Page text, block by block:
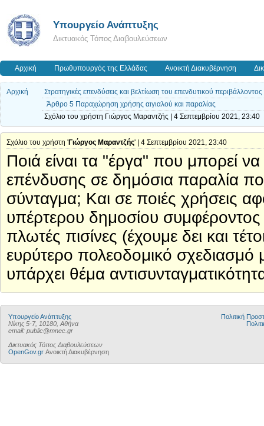
Υπουργείο Ανάπτυξης
Δικτυακός Τόπος Διαβουλεύσεων
Αρχική Πρωθυπουργός της Ελλάδας Ανοικτή Διακυβέρνηση
Αρχική
Στρατηγικές επενδύσεις και βελτίωση του επενδυτικού
Άρθρο 5 Παραχώρηση χρήσης αιγιαλού και παραλίας
Σχόλιο του χρήστη Γιώργος Μαραντζής | 4 Σεπτεμβρίου 2021, 23:40
Σχόλιο του χρήστη 'Γιώργος Μαραντζής' | 4 Σεπτεμβρίου 2021, 23:40
Ποιά είναι τα "έργα" που μπορεί
επένδυσης σε δημόσια παραλία
σύνταγμα; Και σε ποιές χρήσεις
υπέρτερου δημοσίου συμφέροντoς
πλωτές πισίνες (έχουμε δει και
ευρύτερο πολεοδομικό σχεδιασμό
υπάρχει θέμα
Υπουργείο Ανάπτυξης
Νίκης 5-7, 10180, Αθήνα
email: public@mnec.gr
Δικτυακός Τόπος Διαβουλεύσεων
OpenGov.gr Ανοικτή Διακυβέρνηση
Πολιτική